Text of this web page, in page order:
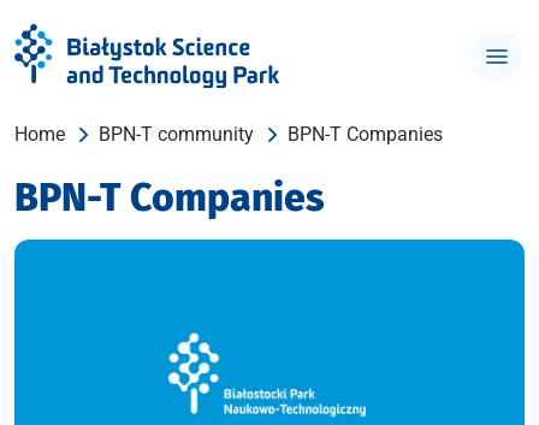
Home BPN-T community BPN-T Companies
BPN-T Companies